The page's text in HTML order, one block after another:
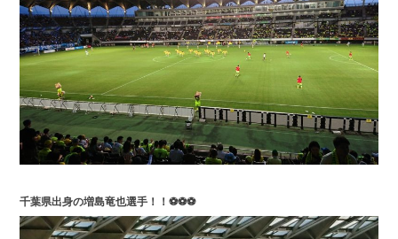
千葉県出身の増島竜也選手！！⚽⚽⚽